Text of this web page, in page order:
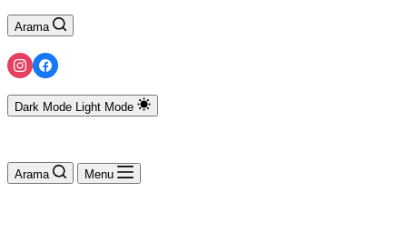
Arama
Dark Mode Light Mode
Arama Menu